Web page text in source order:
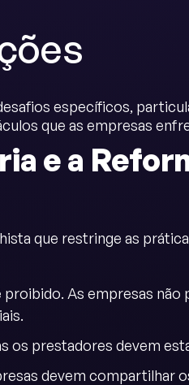
específicos,
que as empresas
e a
que restringe as
proibido. As empresas
os prestadores devem
devem compartilhar